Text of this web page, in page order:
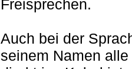
Freisprechen.
Auch bei der
seinem Namen